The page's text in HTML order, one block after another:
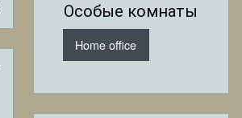
Особые комнаты
Home office